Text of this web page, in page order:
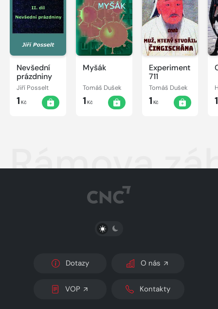
Nevšední
prázdniny
Jiří Posselt
1 Kč
Myšák
Tomáš Dušek
1 Kč
Experiment
711
Tomáš Dušek
1 Kč
Rámova
PŘEPNOUT SVĚTLÝ/TMAVÝ REŽIM
Dotazy O nás
VOP Kontakty